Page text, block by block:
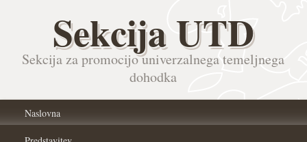
Sekcija UTD
Sekcija za promocijo univerzalnega temeljnega
dohodka
Naslovna